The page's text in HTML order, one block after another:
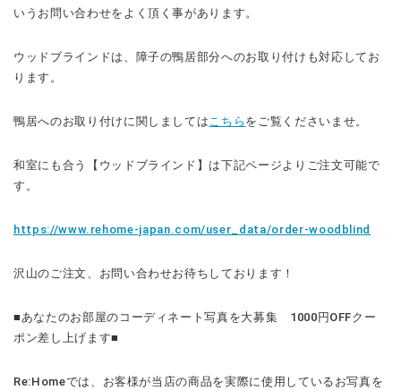
いうお問い合わせをよく頂く事があります。
ウッドブラインドは、障子の鴨居部分へのお取り付けも対応してお
ります。
鴨居へのお取り付けに関しましては こちら をご覧くださいませ。
和室にも合う【ウッドブラインド】は下記ページよりご注文可能で
す。
https://www.rehome-japan.com/user_data/order-woodblind
沢山のご注文、お問い合わせお待ちしております！
■あなたのお部屋のコーディネート写真を大募集 1000円OFFクー
ポン差し上げます■
Re:Homeでは、お客様が当店の商品を実際に使用しているお写真を